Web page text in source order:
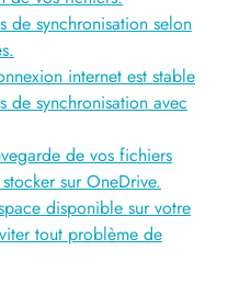
de synchronisation selon
internet est stable
de synchronisation avec
de vos fichiers
sur OneDrive.
disponible sur votre
tout problème de